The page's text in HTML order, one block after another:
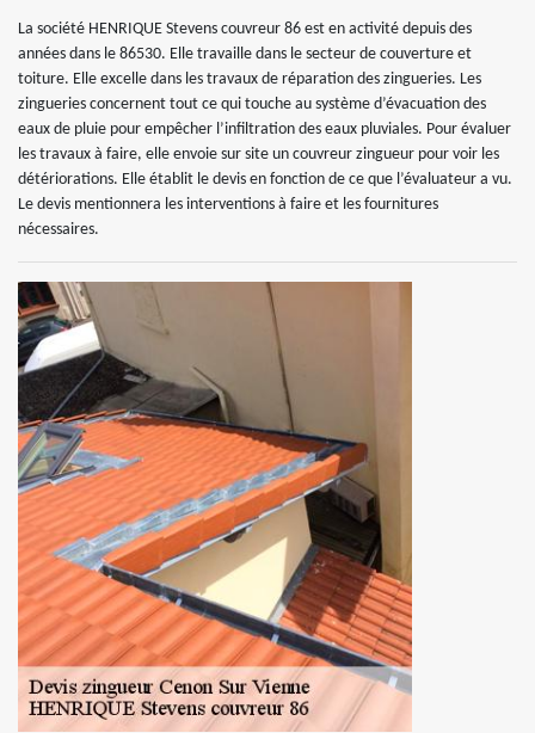
La société HENRIQUE Stevens couvreur 86 est en activité depuis des
années dans le 86530. Elle travaille dans le secteur de couverture et
toiture. Elle excelle dans les travaux de réparation des zingueries. Les
zingueries concernent tout ce qui touche au système d’évacuation des
eaux de pluie pour empêcher l’infiltration des eaux pluviales. Pour évaluer
les travaux à faire, elle envoie sur site un couvreur zingueur pour voir les
détériorations. Elle établit le devis en fonction de ce que l’évaluateur a vu.
Le devis mentionnera les interventions à faire et les fournitures
nécessaires.